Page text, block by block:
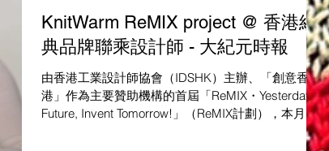
KnitWarm ReMIX project @ 香港經
典品牌聯乘設計師 - 大紀元時報
由香港工業設計師協會（IDSHK）主辦、「創意香
港」作為主要贊助機構的首屆「ReMIX・Yesterday's
Future, Invent Tomorrow!」（ReMIX計劃），本月初
舉行「ReMIX新產品發佈會典禮」，會上發表6大經